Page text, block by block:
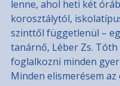
lenne, ahol heti két
korosztálytól,
szinttől függetlenül –
tanárnő, Léber Zs.
foglalkozni minden
Minden elismerésem az